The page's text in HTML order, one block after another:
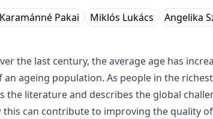
Pakai Miklós Lukács Angelika
the last century, the average age has
ageing population. As people in the
literature and describes the global
can contribute to improving the quality